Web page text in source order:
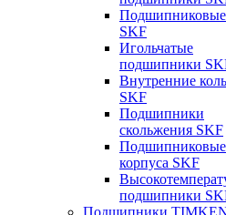
SKF
Игольчатые
подшипники
Внутренние
SKF
Подшипники
скольжения SKF
Подшипниковые
корпуса SKF
подшипники
Подшипники